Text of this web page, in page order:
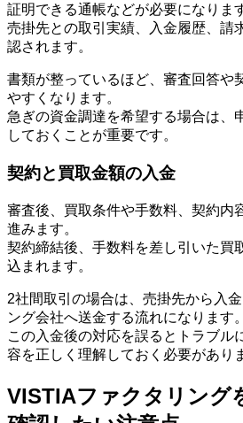
証明できる通帳などが必要になりま
売掛先との取引実績、入金履歴、請
認されます。
書類が整っているほど、審査回答や
やすくなります。
急ぎの資金調達を希望する場合は、
しておくことが重要です。
契約と買取金額の入金
審査後、買取条件や手数料、契約内
進みます。
契約締結後、手数料を差し引いた買
込まれます。
2社間取引の場合は、売掛先から入
ング会社へ送金する流れになります。
この入金後の対応を誤るとトラブル
容を正しく理解しておく必要があり
VISTIAファクタリング